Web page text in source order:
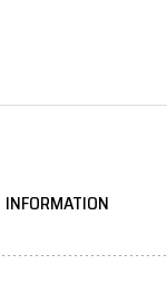
INFORMATION